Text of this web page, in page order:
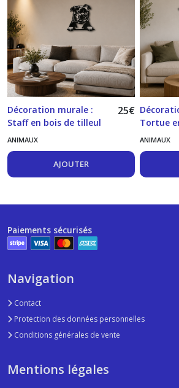
Décoration murale :
Staff en bois de tilleul
25€
ANIMAUX
AJOUTER
Tortue
ANIMAUX
Paiements sécurisés
Navigation
Contact
Protection des données personnelles
Conditions générales de vente
Mentions légales